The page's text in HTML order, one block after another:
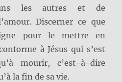
les autres et de
Discerner ce que
pour le mettre en
à Jésus qui s’est
mourir, c’est-à-dire
la fin de sa vie.